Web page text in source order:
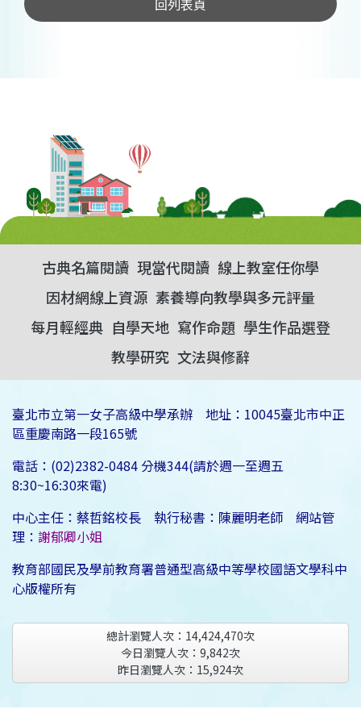
回列表頁
古典名篇閱讀 現當代閱讀 線上教室任你學
因材網線上資源 素養導向教學與多元評量
每月輕經典 自學天地 寫作命題 學生作品選登
教學研究 文法與修辭
臺北市立第一女子高級中學承辦 地址：10045臺北市中正
區重慶南路一段165號
電話：(02)2382-0484 分機344(請於週一至週五
8:30~16:30來電)
中心主任：蔡哲銘校長 執行秘書：陳麗明老師 網站管
理： 謝郁卿小姐
教育部國民及學前教育署普通型高級中等學校國語文學科中
心版權所有
總計瀏覽人次： 14,424,470次
今日瀏覽人次： 9,842次
昨日瀏覽人次： 15,924次